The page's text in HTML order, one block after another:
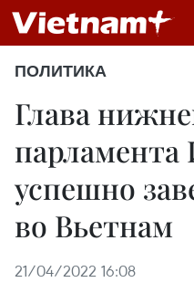
ПОЛИТИКА
Глава
успешно
во Вьетнам
21/04/2022 16:08